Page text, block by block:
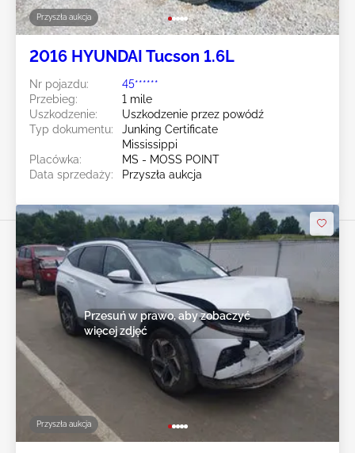
Przyszła aukcja
2016 HYUNDAI Tucson 1.6L
Nr pojazdu:
45******
Przebieg:
1 mile
Uszkodzenie:
Uszkodzenie przez powódź
Typ dokumentu:
Junking Certificate
Mississippi
Placówka:
MS - MOSS POINT
Data sprzedaży:
Przyszła aukcja
Przyszła aukcja
Przesuń w prawo, aby zobaczyć
więcej zdjęć